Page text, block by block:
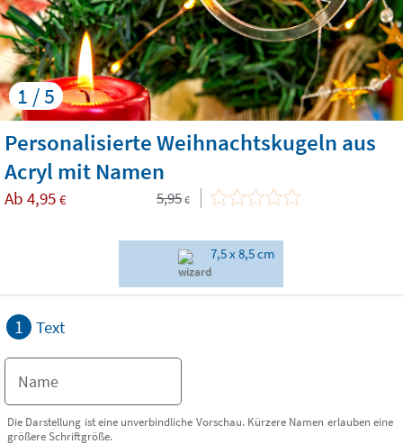
1 / 5
Personalisierte Weihnachtskugeln aus
Acryl mit Namen
Ab 4,95 € 5,95 €
7,5 x 8,5 cm
1 Text
Die Darstellung ist eine unverbindliche Vorschau. Kürzere Namen erlauben eine
größere Schriftgröße.